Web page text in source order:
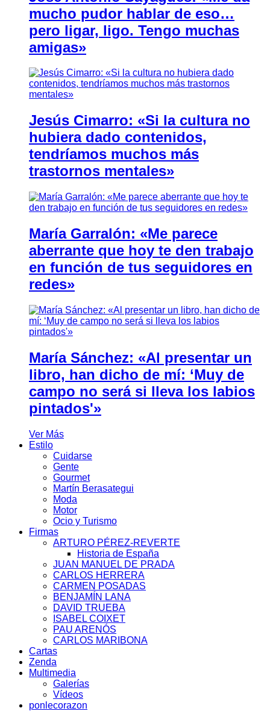
mucho pudor hablar de eso…
pero ligar, ligo. Tengo muchas
amigas»
Jesús Cimarro: «Si la cultura no
hubiera dado contenidos,
tendríamos muchos más
trastornos mentales»
María Garralón: «Me parece
aberrante que hoy te den trabajo
en función de tus seguidores en
redes»
María Sánchez: «Al presentar un
libro, han dicho de mí: ‘Muy de
campo no será si lleva los labios
pintados'»
Ver Más
Estilo
Cuidarse
Gente
Gourmet
Martín Berasategui
Moda
Motor
Ocio y Turismo
Firmas
ARTURO PÉREZ-REVERTE
Historia de España
JUAN MANUEL DE PRADA
CARLOS HERRERA
CARMEN POSADAS
BENJAMÍN LANA
DAVID TRUEBA
ISABEL COIXET
PAU ARENÓS
CARLOS MARIBONA
Cartas
Zenda
Multimedia
Galerías
Vídeos
ponlecorazon